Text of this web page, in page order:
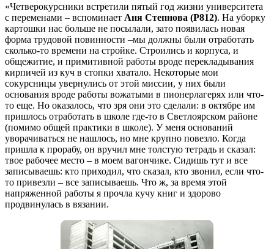
«Четверокурсники встретили пятый год жизни университета
с переменами – вспоминает Аня Степнова (Р812). На уборку
картошки нас больше не посылали, зато появилась новая
форма трудовой повинности –мы должны были отработать
сколько-то времени на стройке. Строились и корпуса, и
общежитие, и примитивной работы вроде перекладывания
кирпичей из куч в стопки хватало. Некоторые мои
сокурсницы увернулись от этой миссии, у них были
основания вроде работы вожатыми в пионерлагерях или что-
то еще. Но оказалось, что зря они это сделали: в октябре им
пришлось отработать в школе где-то в Светлоярском районе
(помимо общей практики в школе). У меня оснований
уворачиваться не нашлось, но мне крупно повезло. Когда
пришла к прорабу, он вручил мне толстую тетрадь и сказал:
твое рабочее место – в моем вагончике. Сидишь тут и все
записываешь: кто приходил, что сказал, кто звонил, если что-
то привезли – все записываешь. Что ж, за время этой
напряженной работы я прочла кучу книг и здорово
продвинулась в вязании.